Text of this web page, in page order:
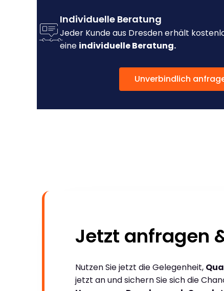
Individuelle Beratung
Jeder Kunde aus Dresden erhält
eine individuelle Beratung.
Unverbindlich
Jetzt anfragen
Nutzen Sie jetzt die Gelegenheit,
jetzt an und sichern Sie sich die